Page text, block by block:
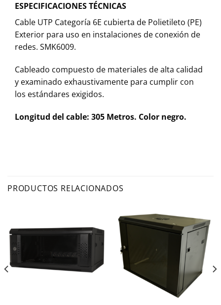
ESPECIFICACIONES TÉCNICAS
Cable UTP Categoría 6E cubierta de Polietileto (PE)
Exterior para uso en instalaciones de conexión de
redes. SMK6009.
Cableado compuesto de materiales de alta calidad
y examinado exhaustivamente para cumplir con
los estándares exigidos.
Longitud del cable: 305 Metros. Color negro.
PRODUCTOS RELACIONADOS